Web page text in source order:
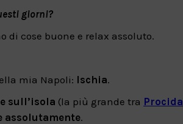
giorni?
di cose buone e relax assoluto.
mia Napoli: Ischia.
sull’isola (la più grande tra Procida
assolutamente.